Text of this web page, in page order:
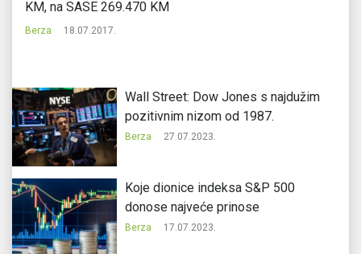
KM, na SASE 269.470 KM
Berza 18.07.2017.
Wall Street: Dow Jones s najdužim
pozitivnim nizom od 1987.
Berza 27.07.2023.
Koje dionice indeksa S&P 500
donose najveće prinose
Berza 17.07.2023.